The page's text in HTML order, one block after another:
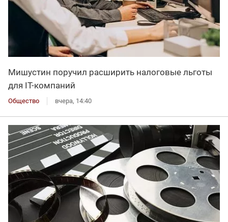
Мишустин поручил расширить налоговые льготы
для IT-компаний
Общество вчера, 14:40